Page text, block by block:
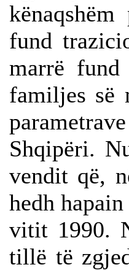
fund
marrë
familjes së
Shqipëri.
vendit që,
hedh
vitit 1990.
tillë të